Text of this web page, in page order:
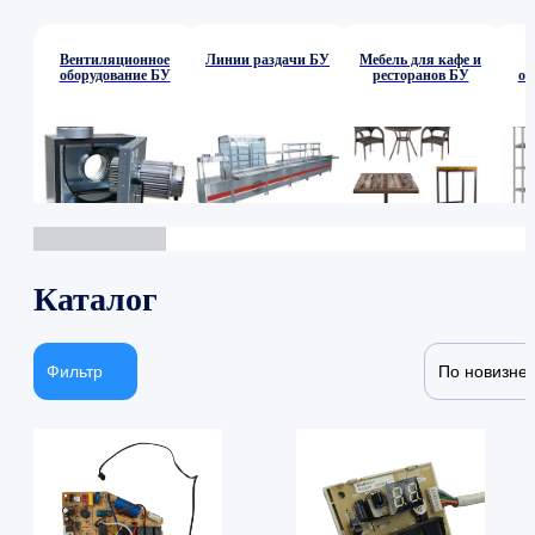
Вентиляционное
оборудование БУ
Линии раздачи БУ
Мебель для кафе и
ресторанов БУ
Каталог
Фильтр По новизне